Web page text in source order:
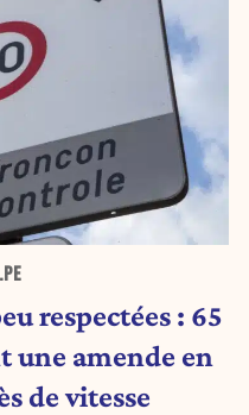
respectées : 65
une amende en
de vitesse